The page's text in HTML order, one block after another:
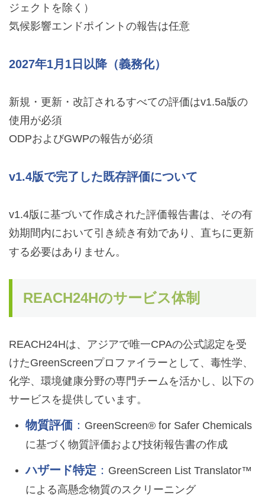
ジェクトを除く）
気候影響エンドポイントの報告は任意
2027年1月1日以降（義務化）
新規・更新・改訂されるすべての評価はv1.5a版の
使用が必須
ODPおよびGWPの報告が必須
v1.4版で完了した既存評価について
v1.4版に基づいて作成された評価報告書は、その有
効期間内において引き続き有効であり、直ちに更新
する必要はありません。
REACH24Hのサービス体制
REACH24Hは、アジアで唯一CPAの公式認定を受
けたGreenScreenプロファイラーとして、毒性学、
化学、環境健康分野の専門チームを活かし、以下の
サービスを提供しています。
物質評価 ： GreenScreen® for Safer Chemicals
に基づく物質評価および技術報告書の作成
ハザード特定 ： GreenScreen List Translator™
による高懸念物質のスクリーニング